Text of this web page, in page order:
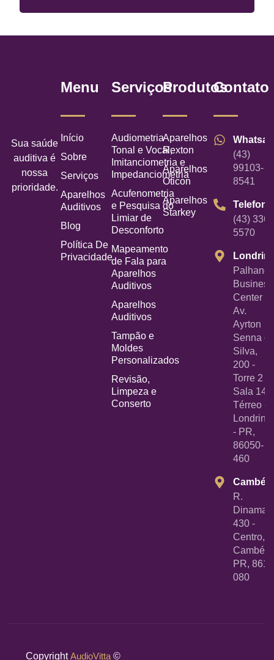
Sua saúde
auditiva é
nossa
prioridade.
Menu
Início
Sobre
Serviços
Aparelhos
Auditivos
Blog
Política De
Privacidade
Serviços
Audiometria
Tonal e Vocal,
Imitanciometria e
Impedanciometria
Acufenometria
e Pesquisa do
Limiar de
Desconforto
Mapeamento
de Fala para
Aparelhos
Auditivos
Aparelhos
Auditivos
Tampão e
Moldes
Personalizados
Revisão,
Limpeza e
Conserto
Produtos
Aparelhos
Rexton
Aparelhos
Oticon
Aparelhos
Starkey
Contato
(43)
99103-
8541
Telefone
(43)
5570
Palhano
Business
Center -
Av.
Ayrton
Senna
Silva,
200 -
Torre 2 -
Sala 14
Térreo -
Londrina
- PR,
86050-
460
Cambé
R.
430 -
Centro,
Cambé -
PR,
080
CopyrightAudioVitta ©